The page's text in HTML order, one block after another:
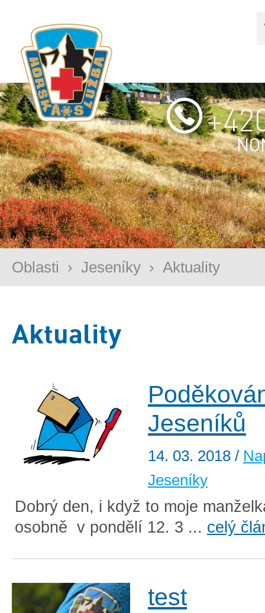
Oblasti › Jeseníky › Aktuality
Aktuality
Jeseníků
14. 03. 2018 /
Jeseníky
Dobrý den, i když to moje
osobně v pondělí 12. 3 ... celý
test